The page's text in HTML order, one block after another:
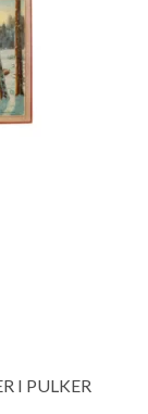
I PULKER